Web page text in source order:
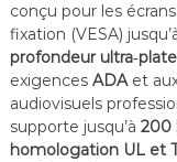
conçu pour les
fixation (VESA)
profondeur
exigences ADAet
audiovisuels
supporte jusqu’à 200
homologation UL et